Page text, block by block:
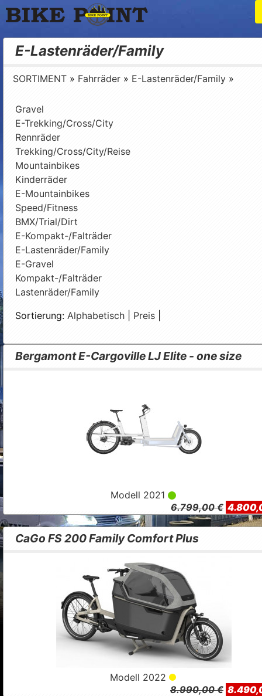
Bike Point
E-Lastenräder/Family
SORTIMENT » Fahrräder » E-Lastenräder/Family »
Gravel
E-Trekking/Cross/City
Rennräder
Trekking/Cross/City/Reise
Mountainbikes
Kinderräder
E-Mountainbikes
Speed/Fitness
BMX/Trial/Dirt
E-Kompakt-/Falträder
E-Lastenräder/Family
E-Gravel
Kompakt-/Falträder
Lastenräder/Family
Sortierung: Alphabetisch Preis
Bergamont E-Cargoville LJ Elite - one size
Modell 2021
6.799,00 €
CaGo FS 200 Family Comfort Plus
Modell 2022
8.990,00 €